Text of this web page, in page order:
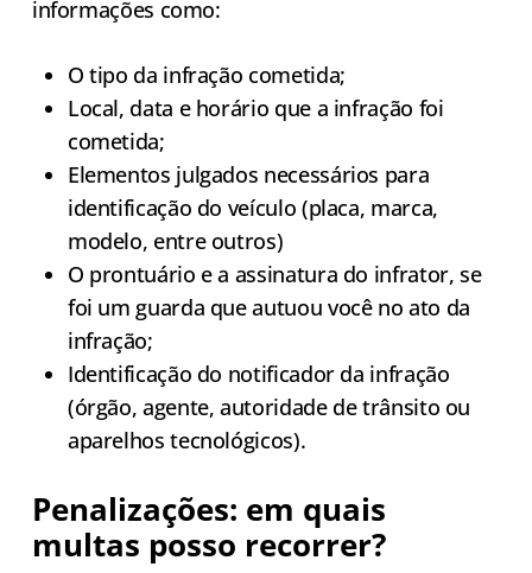
informações como:
O tipo da infração cometida;
Local, data e horário que a infração foi
cometida;
Elementos julgados necessários para
identificação do veículo (placa, marca,
modelo, entre outros)
O prontuário e a assinatura do infrator, se
foi um guarda que autuou você no ato da
infração;
Identificação do notificador da infração
(órgão, agente, autoridade de trânsito ou
aparelhos tecnológicos).
Penalizações: em quais
multas posso recorrer?